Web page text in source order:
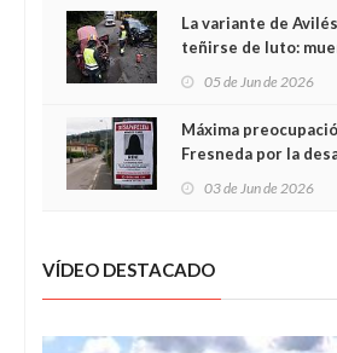
cabían por los
La variante de
teñirse de luto:
05 de Jun de 2026
Máxima
Fresneda por la
03 de Jun de 2026
VÍDEO DESTACADO